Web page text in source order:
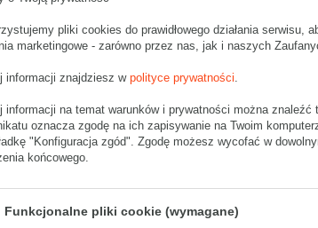
• kolor:Szary
Dodatkowe:
• waga jednostkowa (+/-5%):
• typ fefco:F0201
• Poczta Polska Paczka A
pliki cookies do prawidłowego działania serwisu,
marketingowe - zarówno przez nas, jak i naszych
informacji znajdziesz w polityce prywatności.
informacji na temat warunków i prywatności można znaleźć
oznacza zgodę na ich zapisywanie na Twoim
"Konfiguracja zgód". Zgodę możesz wycofać w
końcowego.
Funkcjonalne pliki cookie (wymagane)